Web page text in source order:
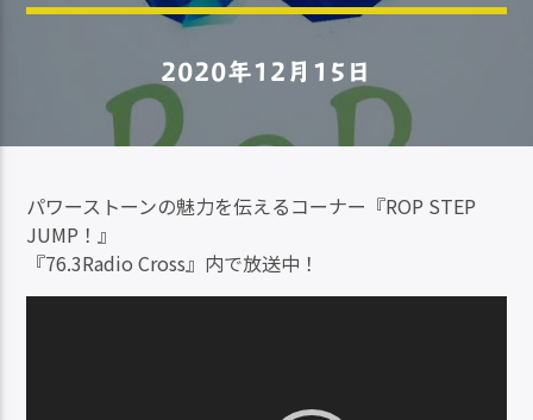
2020年12月15日
パワーストーンの魅力を伝えるコーナー『ROP STEP
JUMP！』
『76.3Radio Cross』内で放送中！